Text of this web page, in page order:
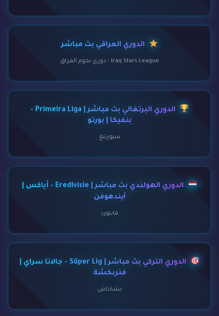
الدوري العراقي بث مباشر
Iraq Stars League - دوري نجوم العراق
الدوري البرتغالي بث مباشر | Primeira Liga -
بنفيكا | بورتو
سبورتنغ
الدوري الهولندي بث مباشر | Eredivisie - أياكس |
آيندهوفن
فاينورد
الدوري التركي بث مباشر | Süper Lig - جالاتا سراي |
فنربخشة
بشكتاش